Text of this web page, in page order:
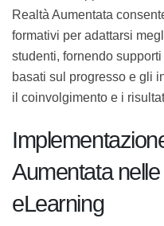
3D ed esplorazioni
immergersi in ambienti
interattivi. Inoltre, la
personalizzare i percorsi
alle esigenze specifiche
supporti aggiuntivi o
progresso e gli interessi
coinvolgimento e i